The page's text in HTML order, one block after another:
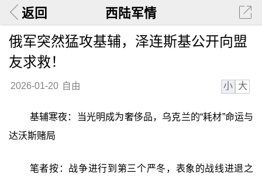
返回 西陆军情
俄军突然猛攻基辅，泽连斯基公开向盟
友求救！
2026-01-20 自由 小 大
基辅寒夜：当光明成为奢侈品，乌克兰的“耗材”命运与
达沃斯赌局
笔者按：战争进行到第三个严冬，表象的战线进退之